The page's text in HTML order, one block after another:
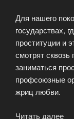
Для нашего
государствах,
проституции и
смотрят
заниматься
профсоюзные
жриц любви.
Читать далее